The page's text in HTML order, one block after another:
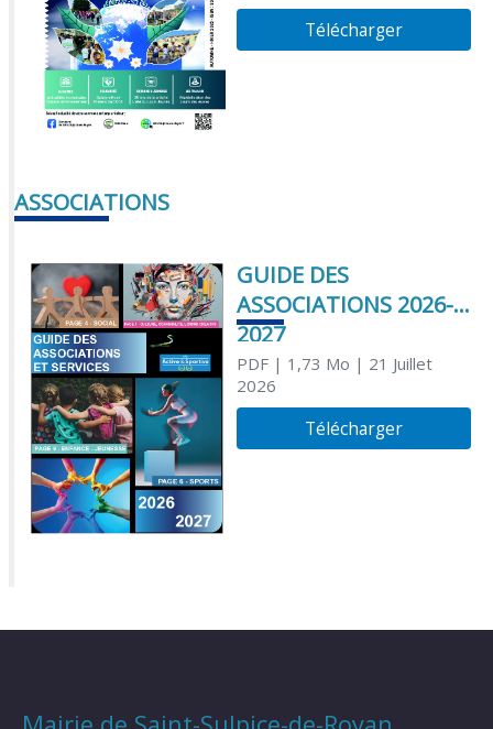
Télécharger
ASSOCIATIONS
GUIDE DES
ASSOCIATIONS 2026-
2027
PDF| 1,73 Mo | 21 Juillet
2026
Télécharger